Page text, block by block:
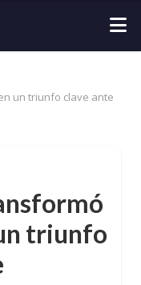
un triunfo clave ante
triunfo